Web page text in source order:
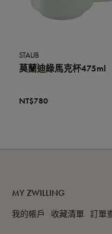
STAUB
莫蘭迪綠馬克杯475ml
NT$780
MY ZWILLING
我的帳戶 收藏清單 訂單